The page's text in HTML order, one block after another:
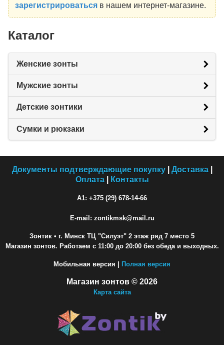
зарегистрироватьсяв нашем интернет-магазине.
Каталог
Женские зонты
Мужские зонты
Детские зонтики
Сумки и рюкзаки
Документы подтверждающие покупку| Доставка|
Оплата| Контакты
A1: +375 (29) 678-14-66
E-mail: zontikmsk@mail.ru
Зонтик • г. Минск ТЦ "Силуэт" 2 этаж ряд 7 место 5
Магазин зонтов. Работаем с 11:00 до 20:00 без обеда и выходных.
Мобильная версия | Полная версия
Магазин зонтов © 2026
Карта сайта